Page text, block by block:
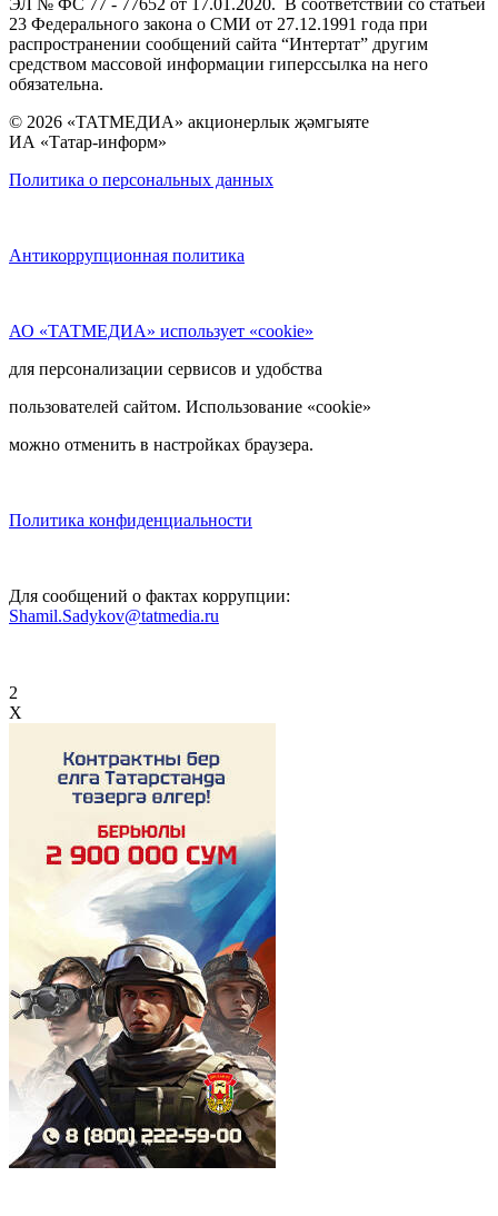
23 Федерального закона о СМИ от 27.12.1991 года при
распространении сообщений сайта “Интертат” другим
средством массовой информации гиперссылка на него
обязательна.
© 2026 «ТАТМЕДИА» акционерлык җәмгыяте
ИА «Татар-информ»
Политика о персональных данных
Антикоррупционная политика
АО «ТАТМЕДИА» использует «cookie»
для персонализации сервисов и удобства
пользователей сайтом. Использование «cookie»
можно отменить в настройках браузера.
Политика конфиденциальности
Для сообщений о фактах коррупции:
Shamil.Sadykov@tatmedia.ru
2
X